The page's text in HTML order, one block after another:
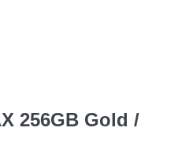
256GB Gold /